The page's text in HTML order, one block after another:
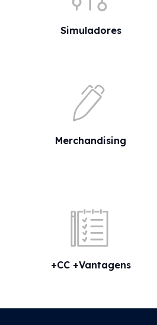
Simuladores
Merchandising
+CC +Vantagens